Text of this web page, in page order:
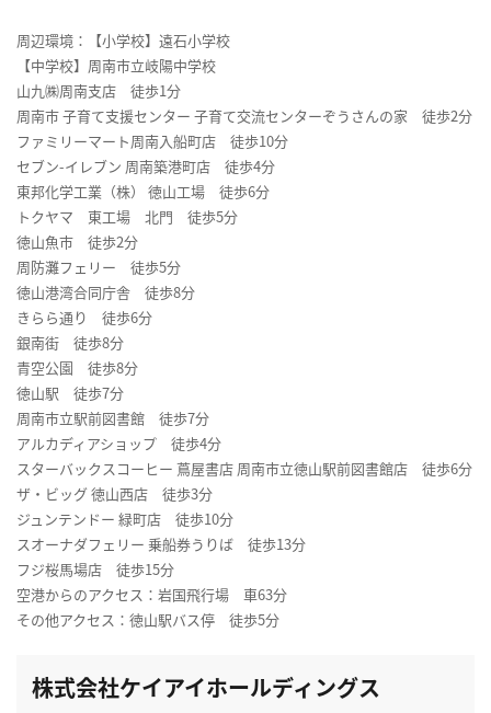
周辺環境：【小学校】遠石小学校
【中学校】周南市立岐陽中学校
山九㈱周南支店 徒歩1分
周南市 子育て支援センター 子育て交流センターぞうさんの家 徒歩2分
ファミリーマート周南入船町店 徒歩10分
セブン-イレブン 周南築港町店 徒歩4分
東邦化学工業（株） 徳山工場 徒歩6分
トクヤマ 東工場 北門 徒歩5分
徳山魚市 徒歩2分
周防灘フェリー 徒歩5分
徳山港湾合同庁舎 徒歩8分
きらら通り 徒歩6分
銀南街 徒歩8分
青空公園 徒歩8分
徳山駅 徒歩7分
周南市立駅前図書館 徒歩7分
アルカディアショップ 徒歩4分
スターバックスコーヒー 蔦屋書店 周南市立徳山駅前図書館店 徒歩6分
ザ・ビッグ 徳山西店 徒歩3分
ジュンテンドー 緑町店 徒歩10分
スオーナダフェリー 乗船券うりば 徒歩13分
フジ桜馬場店 徒歩15分
空港からのアクセス：岩国飛行場 車63分
その他アクセス：徳山駅バス停 徒歩5分
株式会社ケイアイホールディングス